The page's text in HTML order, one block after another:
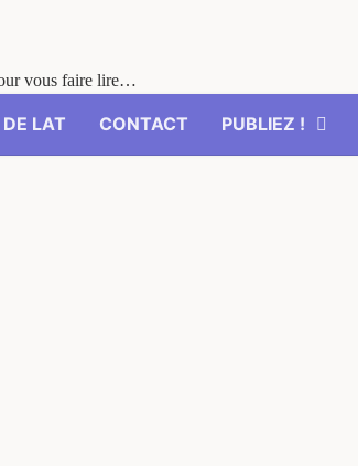
vous faire lire…
LAT CONTACT PUBLIEZ !